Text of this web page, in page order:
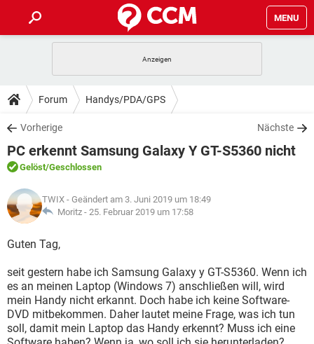
MENU
ANDROID IOS
WINDOWS 10
WHATSAPP TIKTOK
FACEBOOK
TIPPS & TRICKS
SPIELE STREAMING
WINDOWS 10
WHATSAPP
FACEBOOK HARDWARE
DOWNLOADS
SPIELE STREAMING
ANDROID
WINDOWS 10 INSTAGRAM
WHATSAPP
FACEBOOK
FORUM
SPIELE
ANDROID IOS
FACEBOOK HARDWARE
LEXIKON
SPIELE
ANDROID
WINDOWS 10 INSTAGRAM
WHATSAPP TIKTOK
FACEBOOK HARDWARE
Forum Handys/PDA/GPS
Vorherige Nächste
PC erkennt Samsung Galaxy Y GT-S5360 nicht
Gelöst/Geschlossen
TWIX - Geändert am 3. Juni 2019 um 18:49
Moritz - 25. Februar 2019 um 17:58
Guten Tag,
seit gestern habe ich Samsung Galaxy y GT-S5360. Wenn ich
es an meinen Laptop (Windows 7) anschließen will, wird
mein Handy nicht erkannt. Doch habe ich keine Software-
DVD mitbekommen. Daher lautet meine Frage, was ich tun
soll, damit mein Laptop das Handy erkennt? Muss ich eine